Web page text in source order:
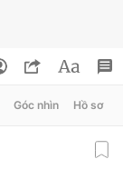
Góc nhìn Hồ sơ